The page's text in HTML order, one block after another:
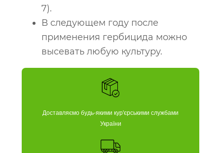
7).
В следующем году после
применения гербицида можно
высевать любую культуру.
Доставляємо будь-якими кур'єрськими службами
України